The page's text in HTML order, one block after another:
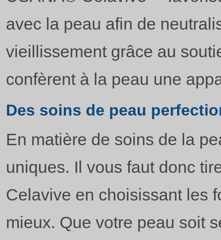
avec la peau afin de
vieillissement grâce au
confèrent à la peau une
Des soins de peau
En matière de soins de la
uniques. Il vous faut donc
Celavive en choisissant les
mieux. Que votre peau soit